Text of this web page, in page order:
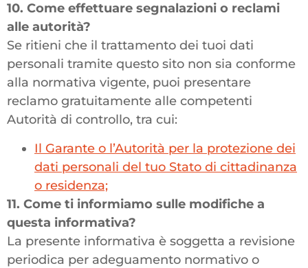
10. Come effettuare segnalazioni o reclami
alle autorità?
Se ritieni che il trattamento dei tuoi dati
personali tramite questo sito non sia conforme
alla normativa vigente, puoi presentare
reclamo gratuitamente alle competenti
Autorità di controllo, tra cui:
Il Garante o l’Autorità per la protezione dei
dati personali del tuo Stato di cittadinanza
o residenza;
11. Come ti informiamo sulle modifiche a
questa informativa?
La presente informativa è soggetta a revisione
periodica per adeguamento normativo o